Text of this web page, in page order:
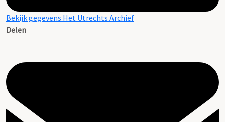
Bekijk gegevens Het Utrechts Archief
Delen